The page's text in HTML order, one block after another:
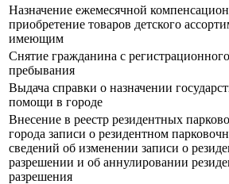
Назначение ежемесячной
приобретение товаров детского
имеющим
Снятие гражданина с
пребывания
Выдача справки о назначении
помощи в городе
Внесение в реестр резидентных
города записи о резидентном
сведений об изменении записи о
разрешении и об аннулировании
разрешения